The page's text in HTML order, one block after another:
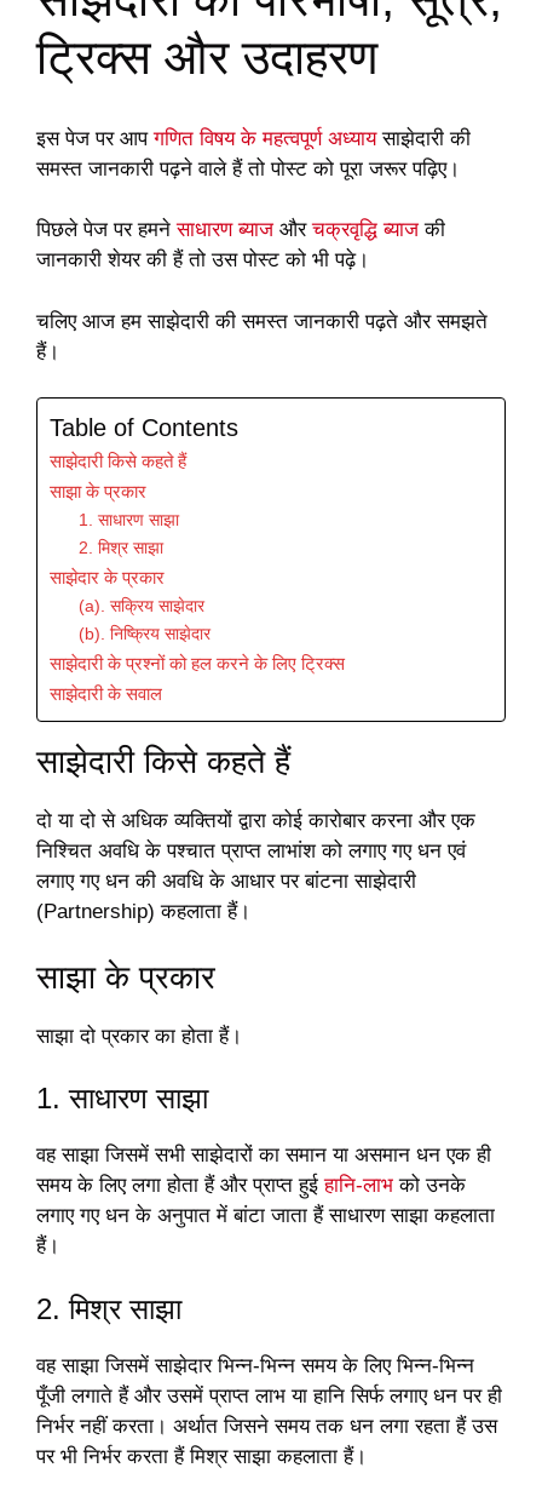
ट्रिक्स और उदाहरण
इस पेज पर आपगणित विषय के महत्वपूर्ण अध्यायसाझेदारी की
समस्त जानकारी पढ़ने वाले हैं तो पोस्ट को पूरा जरूर पढ़िए।
पिछले पेज पर हमनेसाधारण ब्याजऔरचक्रवृद्धि ब्याजकी
जानकारी शेयर की हैं तो उस पोस्ट को भी पढ़े।
चलिए आज हम साझेदारी की समस्त जानकारी पढ़ते और समझते
हैं।
Table of Contents
साझेदारी किसे कहते हैं
साझा के प्रकार
1. साधारण साझा
2. मिश्र साझा
साझेदार के प्रकार
(a). सक्रिय साझेदार
(b). निष्क्रिय साझेदार
साझेदारी के प्रश्नों को हल करने के लिए ट्रिक्स
साझेदारी के सवाल
साझेदारी किसे कहते हैं
दो या दो से अधिक व्यक्तियों द्वारा कोई कारोबार करना और एक
निश्चित अवधि के पश्चात प्राप्त लाभांश को लगाए गए धन एवं
लगाए गए धन की अवधि के आधार पर बांटना साझेदारी
(Partnership) कहलाता हैं।
साझा के प्रकार
साझा दो प्रकार का होता हैं।
1. साधारण साझा
वह साझा जिसमें सभी साझेदारों का समान या असमान धन एक ही
समय के लिए लगा होता हैं और प्राप्त हुईहानि-लाभ को उनके
लगाए गए धन के अनुपात में बांटा जाता हैं साधारण साझा कहलाता
हैं।
2. मिश्र साझा
वह साझा जिसमें साझेदार भिन्न-भिन्न समय के लिए भिन्न-भिन्न
पूँजी लगाते हैं और उसमें प्राप्त लाभ या हानि सिर्फ लगाए धन पर ही
निर्भर नहीं करता। अर्थात जिसने समय तक धन लगा रहता हैं उस
पर भी निर्भर करता हैं मिश्र साझा कहलाता हैं।